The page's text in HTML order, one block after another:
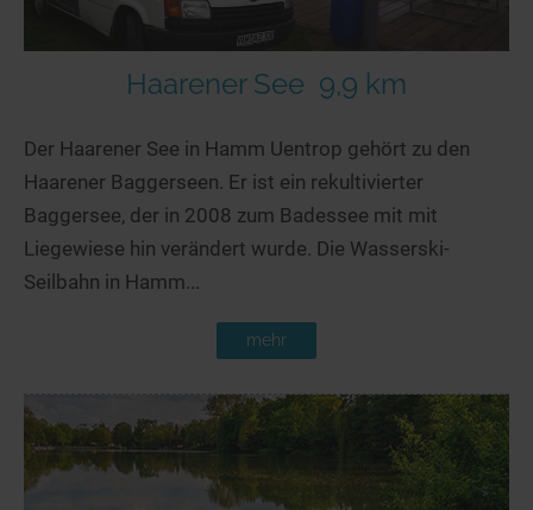
alle Länder…
Haarener See 9,9 km
Der Haarener See in Hamm Uentrop gehört zu den
Haarener Baggerseen. Er ist ein rekultivierter
Baggersee, der in 2008 zum Badessee mit mit
Liegewiese hin verändert wurde. Die Wasserski-
Seilbahn in Hamm...
mehr